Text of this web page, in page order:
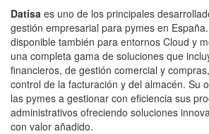
Datisa es uno de los principales
gestión empresarial para pymes en
disponible también para entornos Cloud y
una completa gama de soluciones que
financieros, de gestión comercial y
control de la facturación y del almacén. Su
las pymes a gestionar con eficiencia sus
administrativos ofreciendo soluciones
con valor añadido.